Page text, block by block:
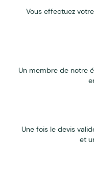
Vous effectuez
Un membre de notre
Une fois le devis
et